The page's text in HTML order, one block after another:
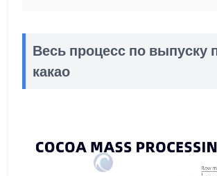
Весь процесс по выпуску
какао